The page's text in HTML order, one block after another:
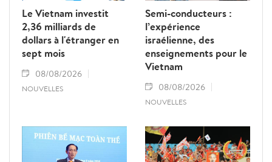
Le Vietnam investit
2,36 milliards de
dollars à l'étranger en
sept mois
08/08/2026
NOUVELLES
Semi-conducteurs :
l’expérience
israélienne, des
enseignements pour le
Vietnam
08/08/2026
NOUVELLES